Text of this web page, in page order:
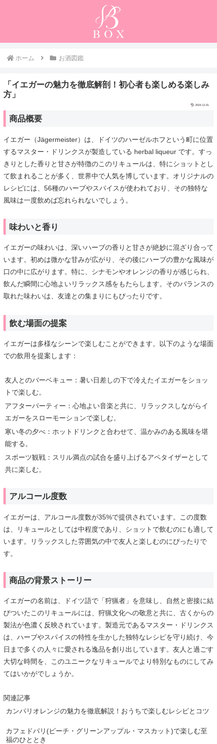
ホーム お酒図鑑
「イエガーの魅力を徹底解剖！初心者も楽しめる楽しみ
方」
2024.12.01
商品概要
イエガー（Jägermeister）は、ドイツのハーゼルホフという町に位置
するマスター・ドリンクスが製造している herbal liqueur です。すっ
きりとした香りと甘さが特徴のこのリキュールは、特にショットとし
て飲まれることが多く、世界中で人気を博しています。オリジナルの
レシピには、56種のハーブやスパイスが使われており、その独特な
風味は一度飲めば忘れられないでしょう。
味わいと香り
イエガーの味わいは、深いハーブの香りと甘さが絶妙に混ざり合って
います。初めは微かな甘みが広がり、その後にハーブの豊かな風味が
口の中に広がります。特に、シナモンやオレンジの香りが感じられ、
飲んだ瞬間に心地よいリラックス感をもたらします。そのバランスの
取れた味わいは、友達との集まりにもぴったりです。
飲む場面の提案
イエガーは多様なシーンで楽しむことができます。以下のような場面
での飲用を提案します：
友人とのバーベキュー：暑い日差しの下で冷えたイエガーをショッ
トで楽しむ。
アフターパーティー：心地よい音楽と共に、リラックスしながらイ
エガーをスローモーションで楽しむ。
寒い冬の夕べ：ホットドリンクと合わせて、温かみのある風味を堪
能する。
スポーツ観戦：スリル満点の試合を盛り上げるアペタイザーとして
共に楽しむ。
アルコール度数
イエガーは、アルコール度数が35%で提供されています。この度数
は、リキュールとしては中程度であり、ショットで飲むのにも適して
います。リラックスした雰囲気の中で友人と楽しむのにぴったりで
す。
商品の背景ストーリー
イエガーの名前は、ドイツ語で「狩猟者」を意味し、自然と密接に結
びついたこのリキュールには、狩猟文化への敬意と共に、古くからの
製法が色濃く反映されています。製造元であるマスター・ドリンクス
は、ハーブやスパイスの特性を生かした独特なレシピを守り続け、今
日まで多くの人々に愛される逸品を創り出しています。友人と過ごす
大切な時間を、このユニークなリキュールでより特別なものにしてみ
てはいかがでしょうか。
関連記事
カンパリオレンジの魅力を徹底解説！おうちで楽しむレシピとコツ
カフェドパリ(ピーチ・グリーンアップル・マスカット)で楽しむ至
福のひととき